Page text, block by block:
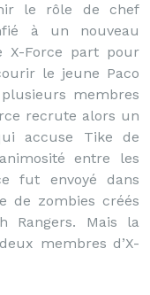
le rôle de chef
à un nouveau
X-Force part pour
le jeune Paco
membres
recrute alors un
accuse Tike de
entre les
fut envoyé dans
de zombies créés
Rangers. Mais la
membres d’X-